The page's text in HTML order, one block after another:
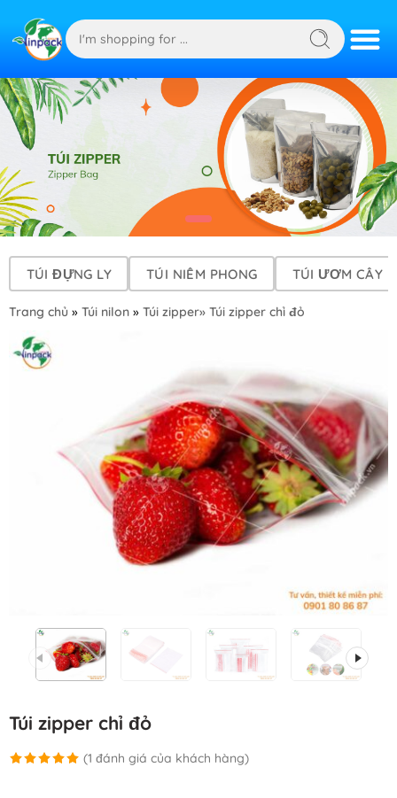
TÚI ĐỰNG LY TÚI NIÊM PHONG TÚI ƯƠM CÂY
Trang chủ » Túi nilon » Túi zipper» Túi zipper chỉ đỏ
Túi zipper chỉ đỏ
(1 đánh giá của khách hàng)